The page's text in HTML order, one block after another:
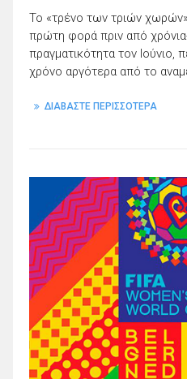
Το «τρένο των τριών
πρώτη φορά πριν από
πραγματικότητα τον Ιούνιο,
χρόνο αργότερα από το
ΔΙΑΒΑΣΤΕ ΠΕΡΙΣΣΟΤΕΡΑ